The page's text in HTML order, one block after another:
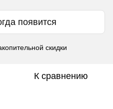
появится
скидки
К сравнению